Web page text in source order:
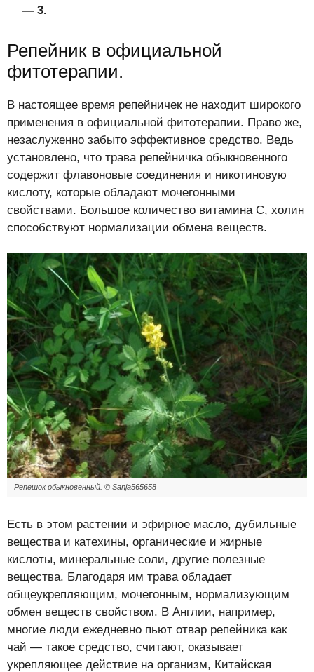
— 3.
Репейник в официальной
фитотерапии.
В настоящее время репейничек не находит широкого
применения в официальной фитотерапии. Право же,
незаслуженно забыто эффективное средство. Ведь
установлено, что трава репейничка обыкновенного
содержит флавоновые соединения и никотиновую
кислоту, которые обладают мочегонными
свойствами. Большое количество витамина С, холин
способствуют нормализации обмена веществ.
Репешок обыкновенный. © Sanja565658
Есть в этом растении и эфирное масло, дубильные
вещества и катехины, органические и жирные
кислоты, минеральные соли, другие полезные
вещества. Благодаря им трава обладает
общеукрепляющим, мочегонным, нормализующим
обмен веществ свойством. В Англии, например,
многие люди ежедневно пьют отвар репейника как
чай — такое средство, считают, оказывает
укрепляющее действие на организм, Китайская